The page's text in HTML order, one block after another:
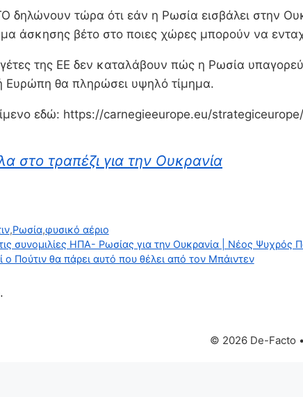
τώρα ότι εάν η Ρωσία εισβάλει στην
άσκησης βέτο στο ποιες χώρες μπορούν να
της ΕΕ δεν καταλάβουν πώς η Ρωσία
Ευρώπη θα πληρώσει υψηλό τίμημα.
εδώ: https://carnegieeurope.eu/
στο τραπέζι για την Ουκρανία
,Ρωσία,φυσικό αέριο
συνομιλίες ΗΠΑ- Ρωσίας για την Ουκρανία | Νέος Ψυχρός
ο Πούτιν θα πάρει αυτό που θέλει από τον Μπάιντεν
© 2026 De-Facto